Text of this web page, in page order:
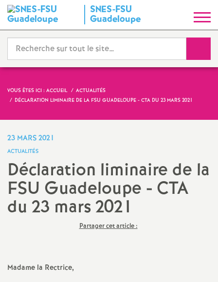
SNES-FSU
Guadeloupe
y
n
d
i
a
t
VOUS ÊTES ICI : ACCUEIL
ACTUALITÉS
DÉCLARATION LIMINAIRE DE LA FSU GUADELOUPE - CTA DU 23 MARS 2021
23 MARS 2021
ACTUALITÉS
Déclaration liminaire de la
FSU Guadeloupe - CTA
du 23 mars 2021
Partager cet article :
Madame la Rectrice,